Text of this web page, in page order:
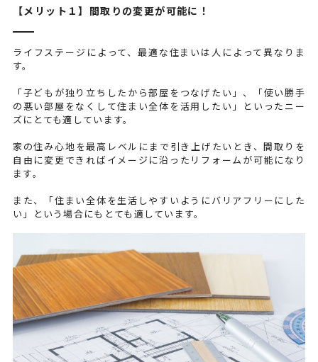
【メリット１】間取りの変更が可能に！
ライフステージによって、最適な住まいは人によって異なりま
す。
「子どもが独り立ちしたから部屋をつなげたい」、「使い勝手
の悪い部屋をなくして住まい全体を活用したい」といったニー
ズにとても適しています。
家の住み心地を最高レベルにまで引き上げたいとき、間取りを
自由に変更できればイメージに沿ったリフォームが可能になり
ます。
また、「住まい全体を生活しやすいようにバリアフリーにした
い」という場合にもとても適しています。